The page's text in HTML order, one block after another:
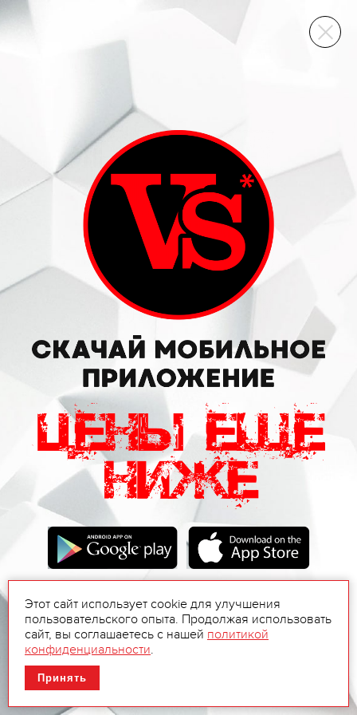
ВИННЫЙ СКЛАД
Этот сайт использует cookie для улучшения
пользовательского опыта. Продолжая использовать
сайт, вы соглашаетесь с нашей политикой
конфиденциальности.
Принять